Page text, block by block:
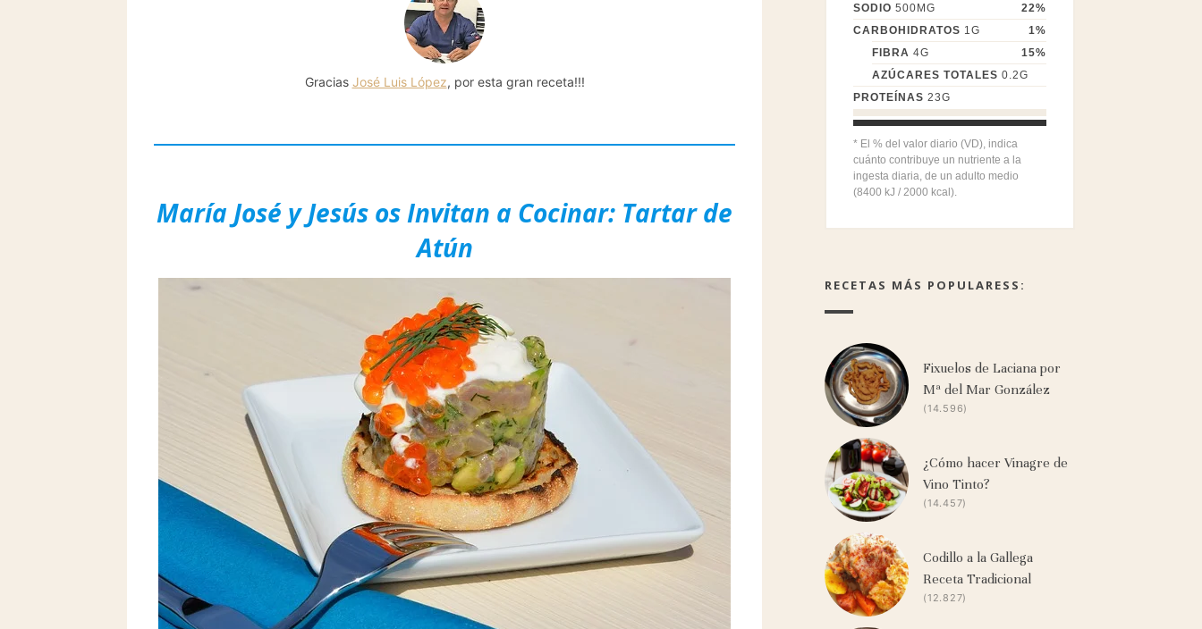
Gracias José Luis López, por esta gran receta!!!
María José y Jesús os Invitan a Cocinar: Tartar de
Atún
SODIO 500MG 22%
CARBOHIDRATOS 1 G 1%
FIBRA 4G 15%
AZÚCARES TOTALES 0.2G
PROTEÍNAS 23G
* El % del valor diario (VD), indica
cuánto contribuye un nutriente a la
ingesta diaria, de un adulto medio
(8400 kJ / 2000 kcal).
RECETAS MÁS POPULARESS:
Fixuelos de Laciana por
Mª del Mar González
(14.596)
¿Cómo hacer Vinagre de
Vino Tinto?
(14.457)
Codillo a la Gallega
Receta Tradicional
(12.827)